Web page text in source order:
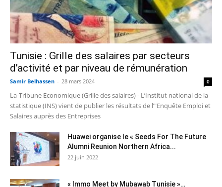
Tunisie : Grille des salaires par secteurs
d’activité et par niveau de rémunération
Samir Belhassen - 28 mars 2024 0
La-Tribune Economique (Grille des salaires) - L’Institut national de la
statistique (INS) vient de publier les résultats de l’"Enquête Emploi et
Salaires auprès des Entreprises
Huawei organise le « Seeds For The Future
Alumni Reunion Northern Africa...
22 juin 2022
« Immo Meet by Mubawab Tunisie »…